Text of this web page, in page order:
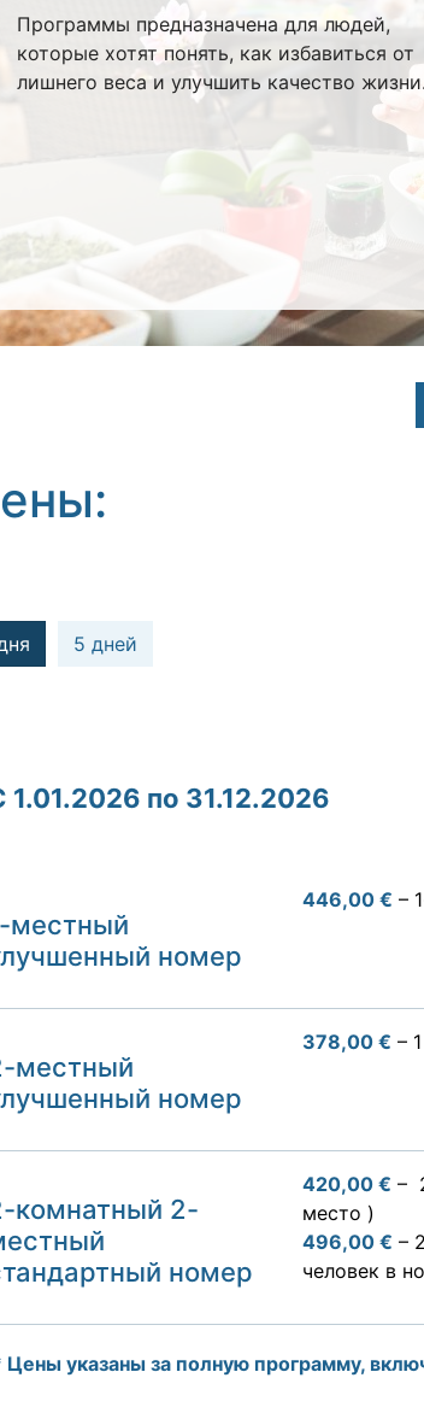
Программы предназначена для людей,
которые хотят понять, как избавиться от
лишнего веса и улучшить качество жизни.
5 дней
1.01.2026 по 31.12.2026
местный
номер
446,00 € –
местный
номер
378,00 € –
комнатный 2-
номер
420,00 € –
место )
496,00 € –
человек в
указаны за полную программу,